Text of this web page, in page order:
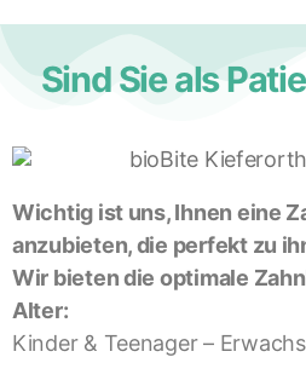
Sind Sie als
Wichtig ist uns, Ihnen eine
anzubieten, die perfekt zu
Wir bieten die optimale
Alter:
Kinder & Teenager –